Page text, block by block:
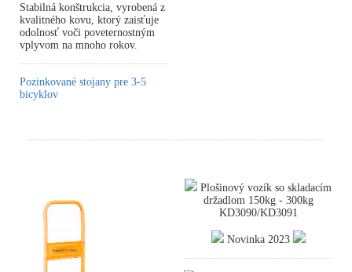
Stabilná konštrukcia, vyrobená z
kvalitného kovu, ktorý zaisťuje
odolnosť voči poveternostným
vplyvom na mnoho rokov.
Pozinkované stojany pre 3-5
bicyklov
Plošinový vozík so skladacím
držadlom 150kg - 300kg
KD3090/KD3091
Novinka 2023